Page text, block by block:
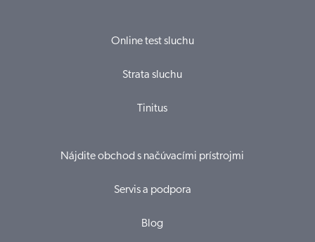
Online test sluchu
Strata sluchu
Tinitus
Nájdite obchod s načúvacími prístrojmi
Servis a podpora
Blog